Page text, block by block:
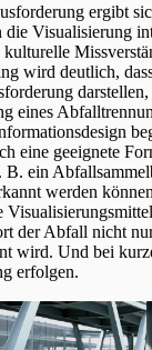
ergibt
die Visualisierung
wird deutlich,
eines
eine geeignete
ein
werden
der Abfall nicht
wird. Und bei
erfolgen.